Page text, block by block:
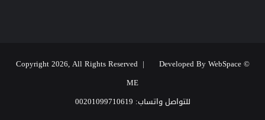
© Copyright 2026, All Rights Reserved |
Developed By WebSpace
ME
للتواصل واتساب: 00201099710619